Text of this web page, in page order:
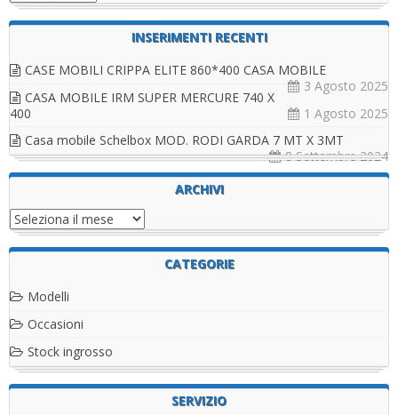
INSERIMENTI RECENTI
CASE MOBILI CRIPPA ELITE 860*400 CASA MOBILE
3 Agosto 2025
CASA MOBILE IRM SUPER MERCURE 740 X
400
1 Agosto 2025
Casa mobile Schelbox MOD. RODI GARDA 7 MT X 3MT
8 Settembre 2024
ARCHIVI
Archivi
CATEGORIE
Modelli
Occasioni
Stock ingrosso
SERVIZIO